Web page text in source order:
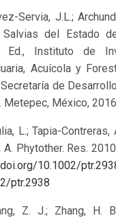
Servia, J.L.;
Salvias del Estado
Ed., Instituto de
Acuícola y
de
México,
L.; Tapia-Contreras,
A. Phytother. Res.
10.1002/
ptr.2938
Z. J.; Zhang, H.